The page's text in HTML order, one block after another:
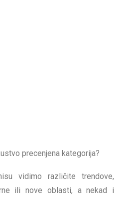
precenjena kategorija?
vidimo različite trendove,
ili nove oblasti, a nekad i